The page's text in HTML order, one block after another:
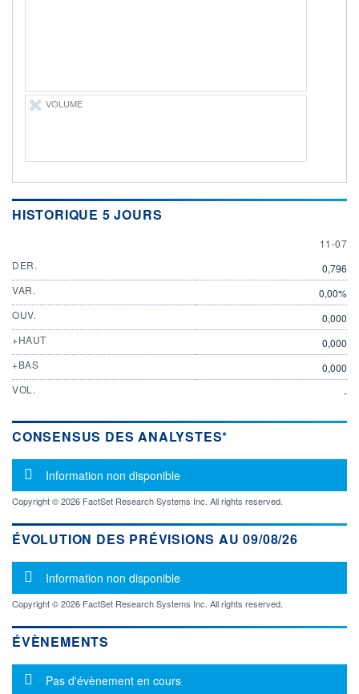
VOLUME
HISTORIQUE 5 JOURS
11 JULY
11-07
DER.
0,796
VAR.
0,00%
OUV.
0,000
+HAUT
0,000
+BAS
0,000
VOL.
-
CONSENSUS DES ANALYSTES*
Message d'information
Information non disponible
Copyright © 2026 FactSet Research Systems Inc. All rights reserved.
ÉVOLUTION DES PRÉVISIONS AU 09/08/26
Message d'information
Information non disponible
Copyright © 2026 FactSet Research Systems Inc. All rights reserved.
ÉVÈNEMENTS
Message d'information
Pas d'évènement en cours